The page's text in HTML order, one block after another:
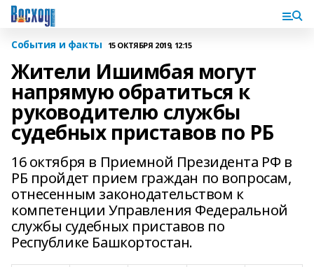
События и факты 15 ОКТЯБРЯ 2019, 12:15
Жители Ишимбая могут
напрямую обратиться к
руководителю службы
судебных приставов по РБ
16 октября в Приемной Президента РФ в
РБ пройдет прием граждан по вопросам,
отнесенным законодательством к
компетенции Управления Федеральной
службы судебных приставов по
Республике Башкортостан.